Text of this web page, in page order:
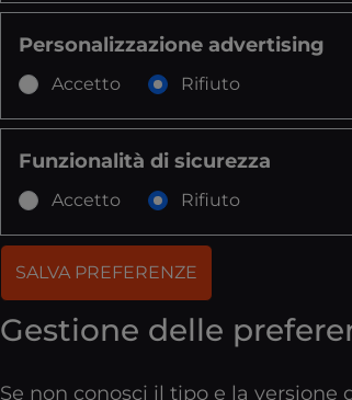
Personalizzazione advertising
Accetto Rifiuto
Funzionalità di sicurezza
Accetto Rifiuto
SALVA PREFERENZE
Gestione delle
Se non conosci il tipo e la versione